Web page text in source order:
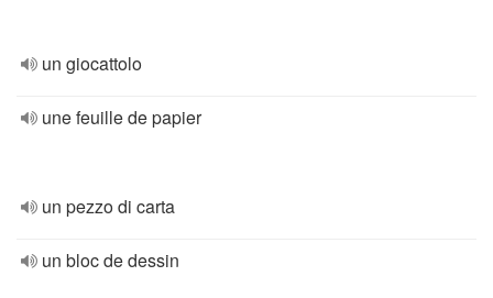
un giocattolo
une feuille de papier
un pezzo di carta
un bloc de dessin